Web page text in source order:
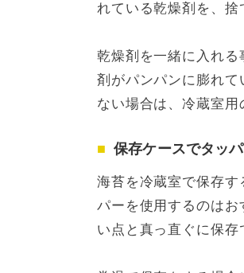
れている乾燥剤を、捨
乾燥剤を一緒に入れ
剤がパンパンに膨れ
ない場合は、冷蔵室用
保存ケースでタッ
海苔を冷蔵室で保存す
パーを使用するのは
い点と真っ直ぐに保存